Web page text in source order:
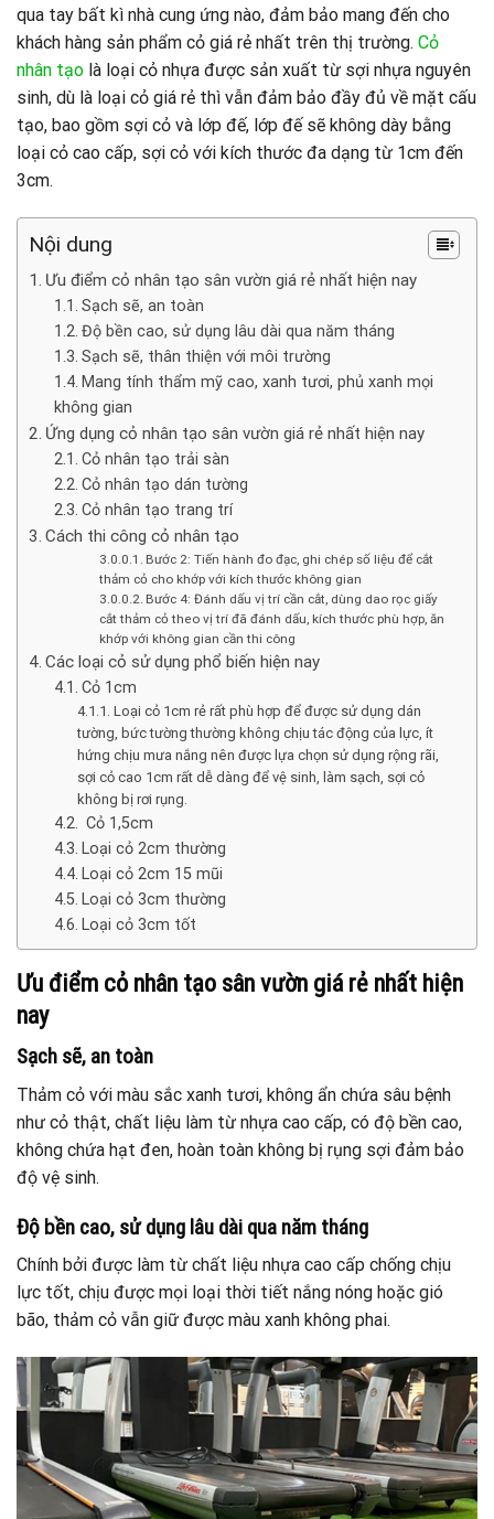
qua tay bất kì nhà cung ứng nào, đảm bảo mang đến cho
khách hàng sản phẩm cỏ giá rẻ nhất trên thị trường. Cỏ
nhân tạo là loại cỏ nhựa được sản xuất từ sợi nhựa nguyên
sinh, dù là loại cỏ giá rẻ thì vẫn đảm bảo đầy đủ về mặt cấu
tạo, bao gồm sợi cỏ và lớp đế, lớp đế sẽ không dày bằng
loại cỏ cao cấp, sợi cỏ với kích thước đa dạng từ 1cm đến
3cm.
Nội dung
Ưu điểm cỏ nhân tạo sân vườn giá rẻ nhất hiện nay
Sạch sẽ, an toàn
Độ bền cao, sử dụng lâu dài qua năm tháng
Sạch sẽ, thân thiện với môi trường
Mang tính thẩm mỹ cao, xanh tươi, phủ xanh mọi
không gian
Ứng dụng cỏ nhân tạo sân vườn giá rẻ nhất hiện nay
Cỏ nhân tạo trải sàn
Cỏ nhân tạo dán tường
Cỏ nhân tạo trang trí
Cách thi công cỏ nhân tạo
Bước 2: Tiến hành đo đạc, ghi chép số liệu để cắt
thảm cỏ cho khớp với kích thước không gian
Bước 4: Đánh dấu vị trí cần cắt, dùng dao rọc giấy
cắt thảm cỏ theo vị trí đã đánh dấu, kích thước phù hợp, ăn
khớp với không gian cần thi công
Các loại cỏ sử dụng phổ biến hiện nay
Cỏ 1cm
Loại cỏ 1cm rẻ rất phù hợp để được sử dụng dán
tường, bức tường thường không chịu tác động của lực, ít
hứng chịu mưa nắng nên được lựa chọn sử dụng rộng rãi,
sợi cỏ cao 1cm rất dễ dàng để vệ sinh, làm sạch, sợi cỏ
không bị rơi rụng.
Cỏ 1,5cm
Loại cỏ 2cm thường
Loại cỏ 2cm 15 mũi
Loại cỏ 3cm thường
Loại cỏ 3cm tốt
Ưu điểm cỏ nhân tạo sân vườn giá rẻ nhất hiện
nay
Sạch sẽ, an toàn
Thảm cỏ với màu sắc xanh tươi, không ẩn chứa sâu bệnh
như cỏ thật, chất liệu làm từ nhựa cao cấp, có độ bền cao,
không chứa hạt đen, hoàn toàn không bị rụng sợi đảm bảo
độ vệ sinh.
Độ bền cao, sử dụng lâu dài qua năm tháng
Chính bởi được làm từ chất liệu nhựa cao cấp chống chịu
lực tốt, chịu được mọi loại thời tiết nắng nóng hoặc gió
bão, thảm cỏ vẫn giữ được màu xanh không phai.